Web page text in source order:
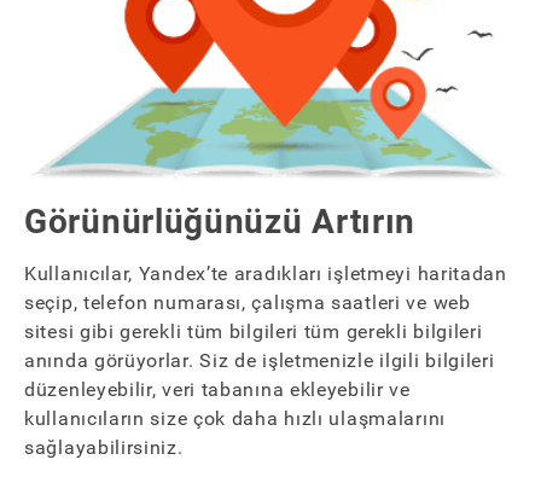
Görünürlüğünüzü Artırın
Kullanıcılar, Yandex’te aradıkları işletmeyi haritadan
seçip, telefon numarası, çalışma saatleri ve web
sitesi gibi gerekli tüm bilgileri tüm gerekli bilgileri
anında görüyorlar. Siz de işletmenizle ilgili bilgileri
düzenleyebilir, veri tabanına ekleyebilir ve
kullanıcıların size çok daha hızlı ulaşmalarını
sağlayabilirsiniz.